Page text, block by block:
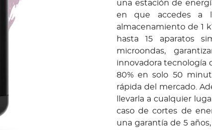
una estación de
en que accedes a
almacenamiento de 1
hasta 15 aparatos
microondas,
innovadora tecnología
80% en solo 50
rápida del mercado.
llevarla a cualquier
caso de cortes de
una garantía de 5